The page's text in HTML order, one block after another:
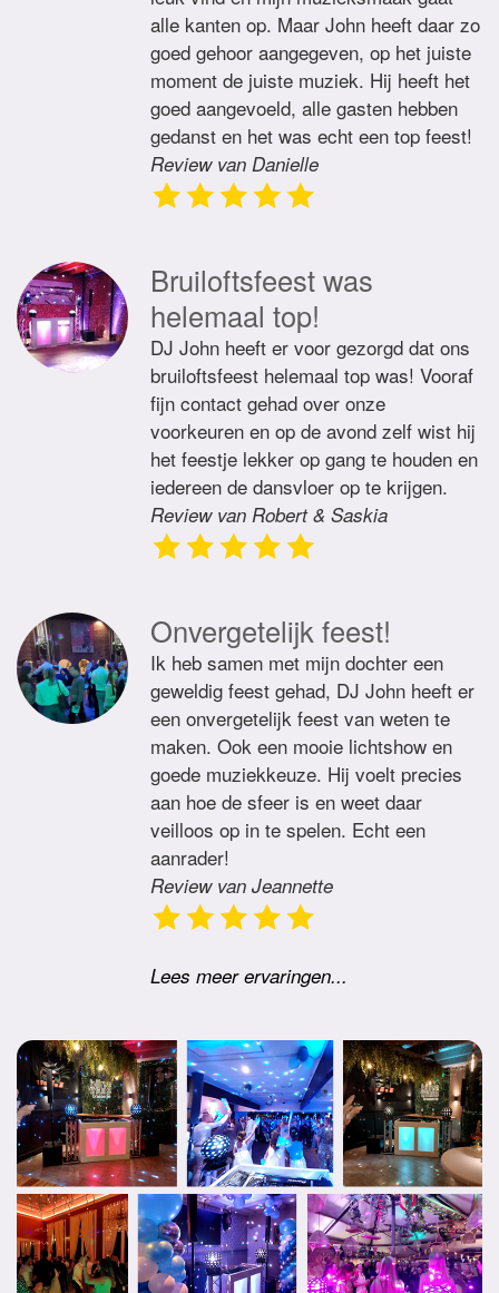
alle kanten op. Maar John heeft daar zo
goed gehoor aangegeven, op het juiste
moment de juiste muziek. Hij heeft het
goed aangevoeld, alle gasten hebben
gedanst en het was echt een top feest!
Review van Danielle
Bruiloftsfeest was
helemaal top!
DJ John heeft er voor gezorgd dat ons
bruiloftsfeest helemaal top was! Vooraf
fijn contact gehad over onze
voorkeuren en op de avond zelf wist hij
het feestje lekker op gang te houden en
iedereen de dansvloer op te krijgen.
Review van Robert & Saskia
Onvergetelijk feest!
Ik heb samen met mijn dochter een
geweldig feest gehad, DJ John heeft er
een onvergetelijk feest van weten te
maken. Ook een mooie lichtshow en
goede muziekkeuze. Hij voelt precies
aan hoe de sfeer is en weet daar
veilloos op in te spelen. Echt een
aanrader!
Review van Jeannette
Lees meer ervaringen...